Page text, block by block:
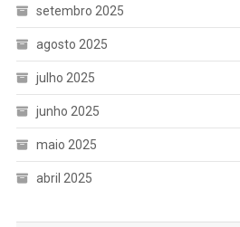
setembro 2025
agosto 2025
julho 2025
junho 2025
maio 2025
abril 2025